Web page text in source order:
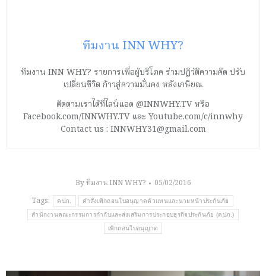
ทีมงาน INN WHY?
ทีมงาน INN WHY? รายการเพื่อผู้บริโภค ร่วมปฏิวัติความคิด ปรับ
เปลี่ยนชีวิต ก้าวสู่ความมั่นคง หลังเกษียณ
ติดตามเราได้ที่ไลน์แอด @INNWHY.TV หรือ
Facebook.com/INNWHY.TV และ Youtube.com/c/innwhy
Contact us : INNWHY31@gmail.com
Byทีมงาน INN WHY?
05/02/2016
Tags:
คปภ. คำสั่งเพิกถอนใบอนุญาตตัวแทนและนายหน้าประกันภัย
สำนักงานคณะกรรมการกำกับและส่งเสริมการประกอบธุรกิจประกันภัย (คปภ.)
เพิกถอนใบอนุญาต